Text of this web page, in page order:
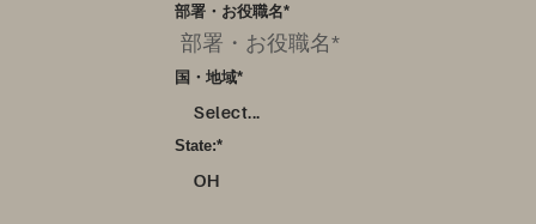
*
部署・お役職名
*
国・地域
Select...
*
State:
OH